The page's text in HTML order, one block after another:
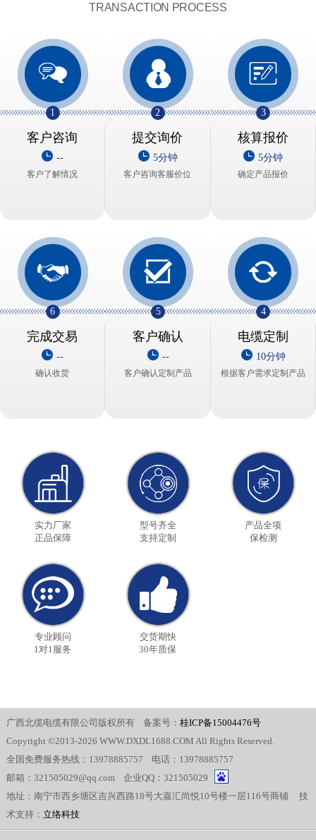
TRANSACTION PROCESS
1
客户咨询
--
客户了解情况
2
提交询价
5分钟
客户咨询客服价位
3
核算报价
5分钟
确定产品报价
4
电缆定制
10分钟
根据客户需求定制产品
5
客户确认
--
客户确认定制产品
6
完成交易
--
确认收货
实力厂家
正品保障
型号齐全
支持定制
产品全项
保检测
专业顾问
1对1服务
交货期快
30年质保
广西北缆电缆有限公司版权所有 备案号： 桂ICP备15004476号
Copyright ©2013-2026 WWW.DXDL1688.COM All Rights Reserved.
全国免费服务热线：13978885757 电话：13978885757
邮箱：321505029@qq.com 企业QQ：321505029
地址：南宁市西乡塘区吉兴西路18号大嘉汇尚悦10号楼一层116号商铺 技
术支持： 立络科技